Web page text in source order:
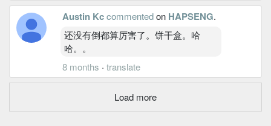
Austin Kc commentedon HAPSENG.
还没有倒都算厉害了。饼干盒。哈
哈。。
8 months · translate
Load more